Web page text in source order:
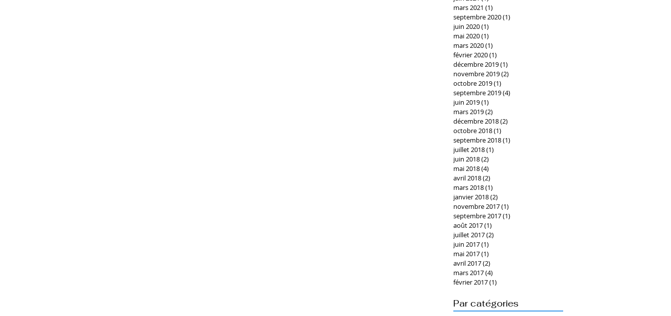
mars 2021 (1)
septembre 2020(1)
juin 2020(1)
mai 2020(1)
mars 2020(1)
février 2020(1)
décembre 2019(1)
novembre 2019(2)
octobre 2019(1)
septembre 2019(4)
juin 2019(1)
mars 2019(2)
décembre 2018(2)
octobre 2018(1)
septembre 2018(1)
juillet 2018(1)
juin 2018(2)
mai 2018(4)
avril 2018(2)
mars 2018(1)
janvier 2018(2)
novembre 2017(1)
septembre 2017(1)
août 2017(1)
juillet 2017(2)
juin 2017(1)
mai 2017(1)
avril 2017(2)
mars 2017(4)
février 2017(1)
Par catégories